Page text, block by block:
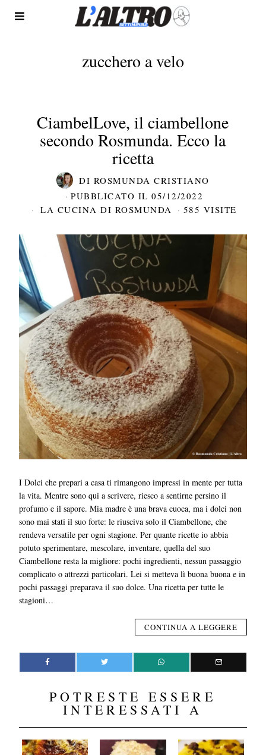
zucchero a velo
CiambelLove, il ciambellone
secondo Rosmunda. Ecco la
ricetta
DI ROSMUNDA CRISTIANO
PUBBLICATO IL 05/12/2022
LA CUCINA DI ROSMUNDA
585 VISITE
I Dolci che prepari a casa ti rimangono impressi in mente per tutta
la vita. Mentre sono qui a scrivere, riesco a sentirne persino il
profumo e il sapore. Mia madre è una brava cuoca, ma i dolci non
sono mai stati il suo forte: le riusciva solo il Ciambellone, che
rendeva versatile per ogni stagione. Per quante ricette io abbia
potuto sperimentare, mescolare, inventare, quella del suo
Ciambellone resta la migliore: pochi ingredienti, nessun passaggio
complicato o attrezzi particolari. Lei si metteva lì buona buona e in
pochi passaggi preparava il suo dolce. Una ricetta per tutte le
stagioni…
CONTINUA A LEGGERE
POTRESTE ESSERE
INTERESSATI A